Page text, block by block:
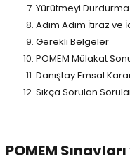
Yürütmeyi Durdurma
Adım Adım İtiraz
Gerekli Belgeler
POMEM Mülakat
Danıştay Emsal
Sıkça Sorulan
POMEM